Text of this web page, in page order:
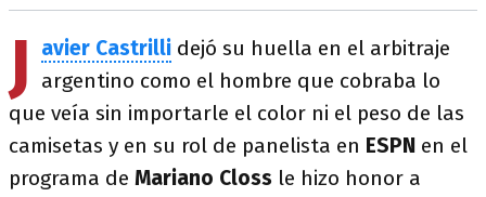
J avier Castrilli dejó su huella en el arbitraje
argentino como el hombre que cobraba lo
que veía sin importarle el color ni el peso de las
camisetas y en su rol de panelista en ESPN en el
programa de Mariano Closs le hizo honor a